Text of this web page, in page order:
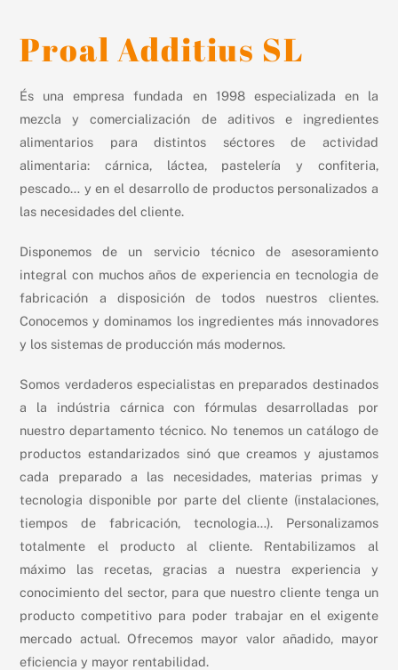
Proal Additius SL
És una empresa fundada en 1998 especializada en la
mezcla y comercialización de aditivos e ingredientes
alimentarios para distintos séctores de actividad
alimentaria: cárnica, láctea, pastelería y confiteria,
pescado… y en el desarrollo de productos personalizados a
las necesidades del cliente.
Disponemos de un servicio técnico de asesoramiento
integral con muchos años de experiencia en tecnologia de
fabricación a disposición de todos nuestros clientes.
Conocemos y dominamos los ingredientes más innovadores
y los sistemas de producción más modernos.
Somos verdaderos especialistas en preparados destinados
a la indústria cárnica con fórmulas desarrolladas por
nuestro departamento técnico. No tenemos un catálogo de
productos estandarizados sinó que creamos y ajustamos
cada preparado a las necesidades, materias primas y
tecnologia disponible por parte del cliente (instalaciones,
tiempos de fabricación, tecnologia…). Personalizamos
totalmente el producto al cliente. Rentabilizamos al
máximo las recetas, gracias a nuestra experiencia y
conocimiento del sector, para que nuestro cliente tenga un
producto competitivo para poder trabajar en el exigente
mercado actual. Ofrecemos mayor valor añadido, mayor
eficiencia y mayor rentabilidad.